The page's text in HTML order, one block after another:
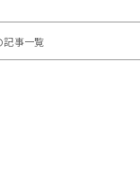
記事一覧